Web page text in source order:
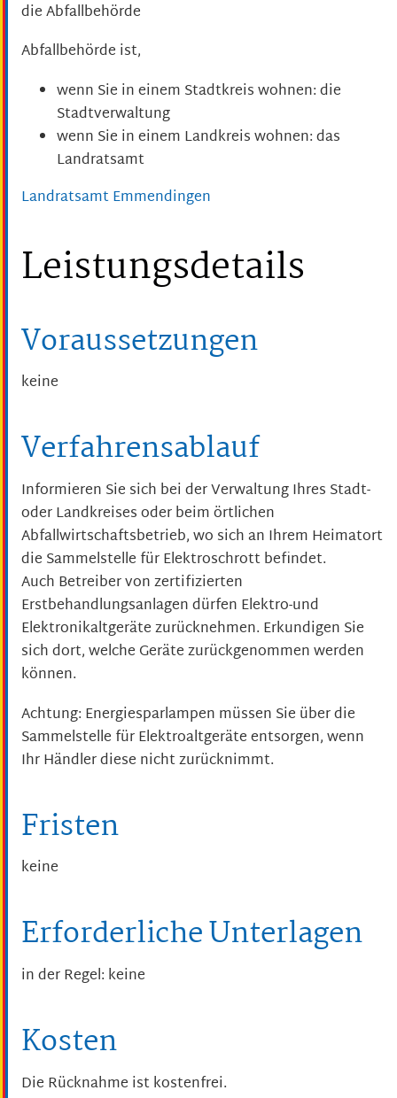
die Abfallbehörde
Abfallbehörde ist,
wenn Sie in einem Stadtkreis wohnen: die
Stadtverwaltung
wenn Sie in einem Landkreis wohnen: das
Landratsamt
Landratsamt Emmendingen
Leistungsdetails
Voraussetzungen
keine
Verfahrensablauf
Informieren Sie sich bei der Verwaltung Ihres Stadt-
oder Landkreises oder beim örtlichen
Abfallwirtschaftsbetrieb, wo sich an Ihrem Heimatort
die Sammelstelle für Elektroschrott befindet.
Auch Betreiber von zertifizierten
Erstbehandlungsanlagen dürfen Elektro-und
Elektronikaltgeräte zurücknehmen. Erkundigen Sie
sich dort, welche Geräte zurückgenommen werden
können.
Achtung: Energiesparlampen müssen Sie über die
Sammelstelle für Elektroaltgeräte entsorgen, wenn
Ihr Händler diese nicht zurücknimmt.
Fristen
keine
Erforderliche Unterlagen
in der Regel: keine
Kosten
Die Rücknahme ist kostenfrei.